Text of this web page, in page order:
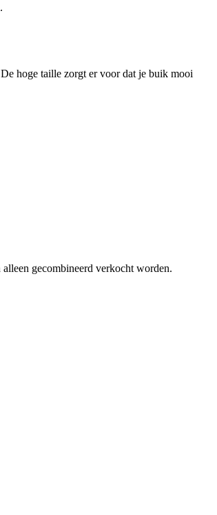
hoge taille zorgt er voor dat je buik mooi
gecombineerd verkocht worden.